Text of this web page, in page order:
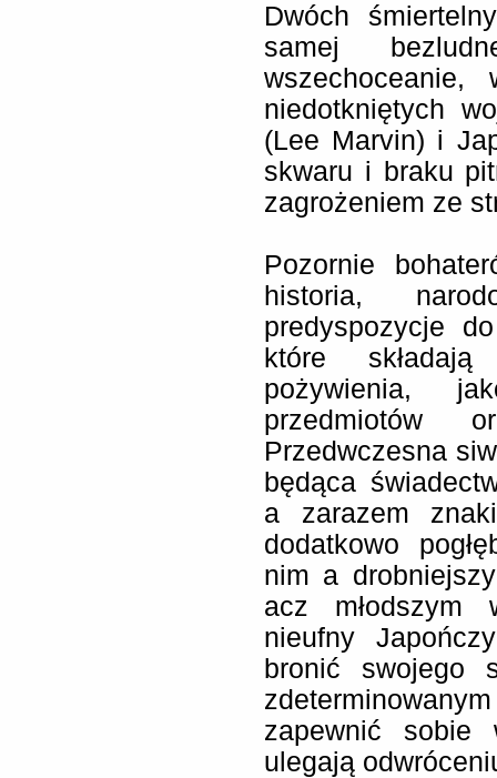
Dwóch
samej
niedotkniętych
(Lee Marvin) i
skwaru i braku
zagrożeniem ze
Pozornie
historia,
predyspozycje
które
pożywienia,
przedmiotów
Przedwczesna
będąca
a zarazem
dodatkowo
nim a
acz młodszym
nieufny
bronić swojego
zapewnić
ulegają